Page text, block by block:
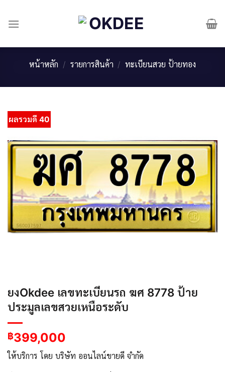
content
หน้าหลัก / รายการสินค้า / ทะเบียนสวย ป้ายทอง
ผลรวมดี 40
ยงOkdee เลขทะเบียนรถ ฆศ 8778 ป้าย
ประมูลเลขสวยเหนือระดับ
฿399,000
ให้บริการ โดย บริษัท ออนไลน์ขายดี จำกัด